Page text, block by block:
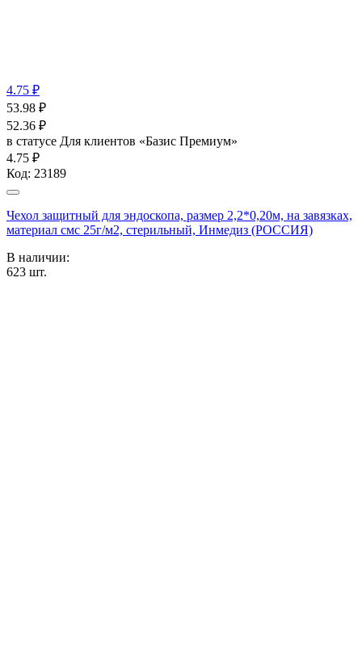
4.75 ₽
53.98 ₽
52.36 ₽
в статусе Для клиентов «Базис Премиум»
4.75 ₽
Код: 23189
Чехол защитный для эндоскопа, размер 2,2*0,20м, на завязках,
материал смс 25г/м2, стерильный, Инмедиз (РОССИЯ)
В наличии:
623 шт.